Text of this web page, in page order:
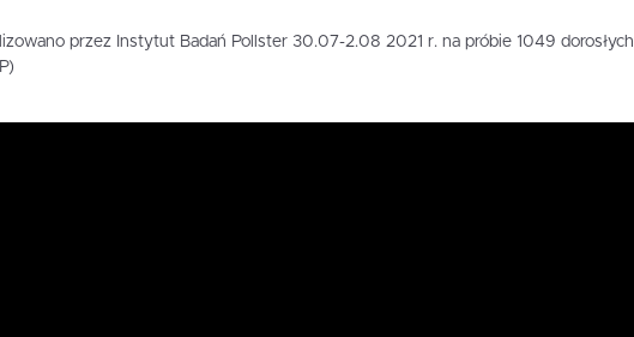
przez Instytut Badań Pollster 30.07-2.08 2021 r. na próbie 1049 dorosłych